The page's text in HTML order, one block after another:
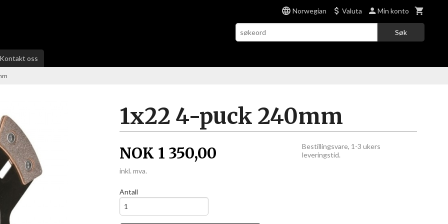
Norwegian Valuta Min konto
Søk
Kontakt oss
1x22 4-puck 240mm
NOK 1 350,00
inkl. mva.
Bestillingsvare, 1-3 ukers
leveringstid.
Antall